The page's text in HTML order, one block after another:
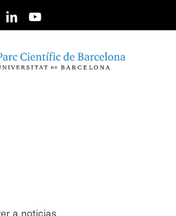
a noticias